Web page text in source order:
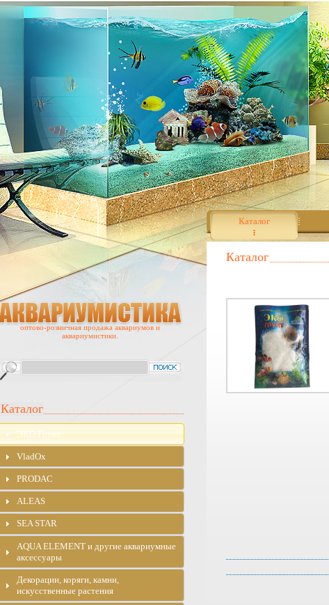
Каталог
Каталог
оптово-розничная продажа аквариумов и
аквариумистики.
Каталог
ЭKO Грунт
VladOx
PRODAC
ALEAS
SEA STAR
AQUA ELEMENT и другие аквариумные
аксессуары
Декорации, коряги, камни,
искусственные растения